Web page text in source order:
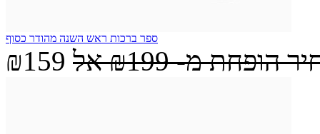
ספר ברכות ראש השנה מהודר כסוף
₪159 הופחת מ-₪199 אל